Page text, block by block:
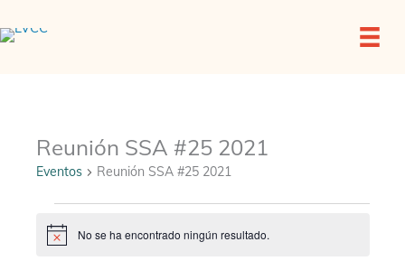
al
contenido
Reunión SSA #25 2021
Eventos Reunión SSA #25 2021
Notice No se ha encontrado ningún resultado.